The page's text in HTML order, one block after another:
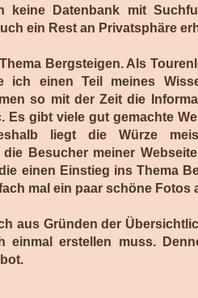
keine Datenbank mit
ein Rest an Privatsphäre
Bergsteigen. Als
ich einen Teil meines
so mit der Zeit die
gibt viele gut gemachte
liegt die Würze
Besucher meiner
einen Einstieg ins Thema
mal ein paar schöne Fotos
aus Gründen der
einmal erstellen muss.